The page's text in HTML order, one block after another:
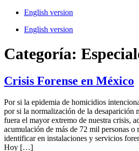
English version
English version
Categoría:
Crisis Forense en México
Por si la epidemia de homicidios
por si la normalización de la desaparición
fuera el mayor extremo de nuestra crisis,
acumulación de más de 72 mil personas o
identificar en instalaciones y servicios
Hoy […]